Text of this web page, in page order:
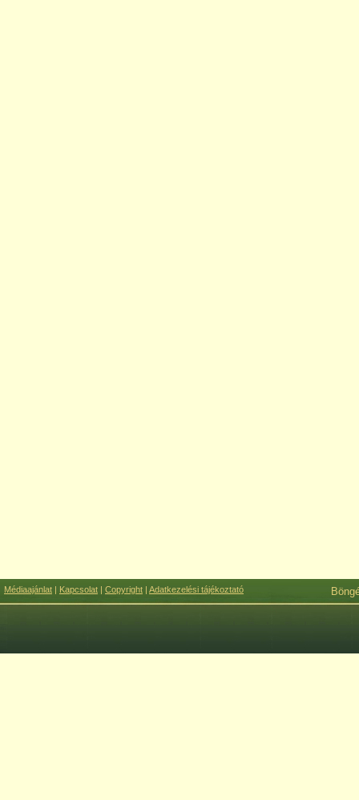
Médiaajánlat | Kapcsolat | Copyright | Adatkezelési tájékoztató